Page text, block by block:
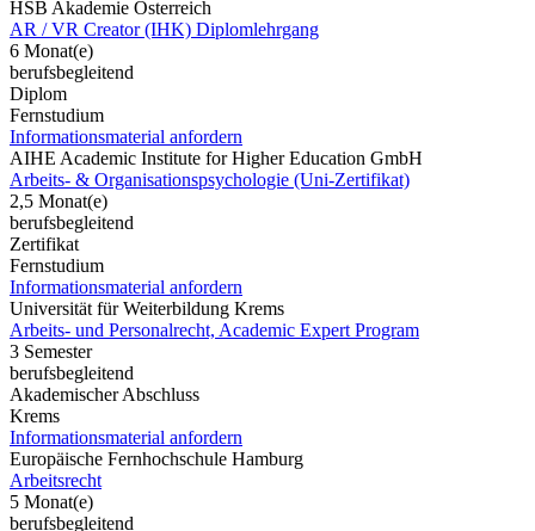
HSB Akademie Österreich
AR / VR Creator (IHK) Diplomlehrgang
6 Monat(e)
berufsbegleitend
Diplom
Fernstudium
Informationsmaterial anfordern
AIHE Academic Institute for Higher Education GmbH
Arbeits- & Organisationspsychologie (Uni-Zertifikat)
2,5 Monat(e)
berufsbegleitend
Zertifikat
Fernstudium
Informationsmaterial anfordern
Universität für Weiterbildung Krems
Arbeits- und Personalrecht, Academic Expert Program
3 Semester
berufsbegleitend
Akademischer Abschluss
Krems
Informationsmaterial anfordern
Europäische Fernhochschule Hamburg
Arbeitsrecht
5 Monat(e)
berufsbegleitend